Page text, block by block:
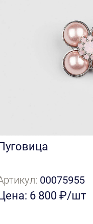
00075955
6 800 ₽/шт